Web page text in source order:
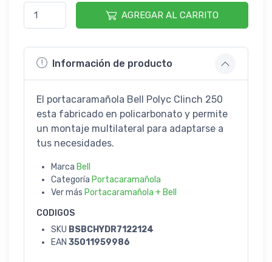
AGREGAR AL CARRITO
Información de producto
El portacaramañola Bell Polyc Clinch 250
esta fabricado en policarbonato y permite
un montaje multilateral para adaptarse a
tus necesidades.
Marca Bell
Categoría Portacaramañola
Ver más Portacaramañola + Bell
CODIGOS
SKU BSBCHYDR7122124
EAN 35011959986